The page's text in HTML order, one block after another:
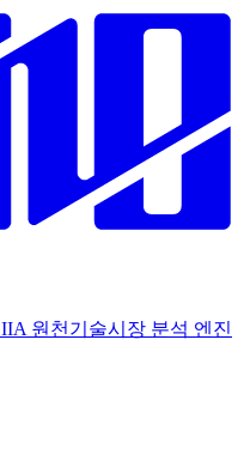
IIA 원천기술시장 분석 엔진